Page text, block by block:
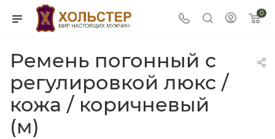
0
Ремень погонный с
регулировкой люкс /
кожа / коричневый
(м)